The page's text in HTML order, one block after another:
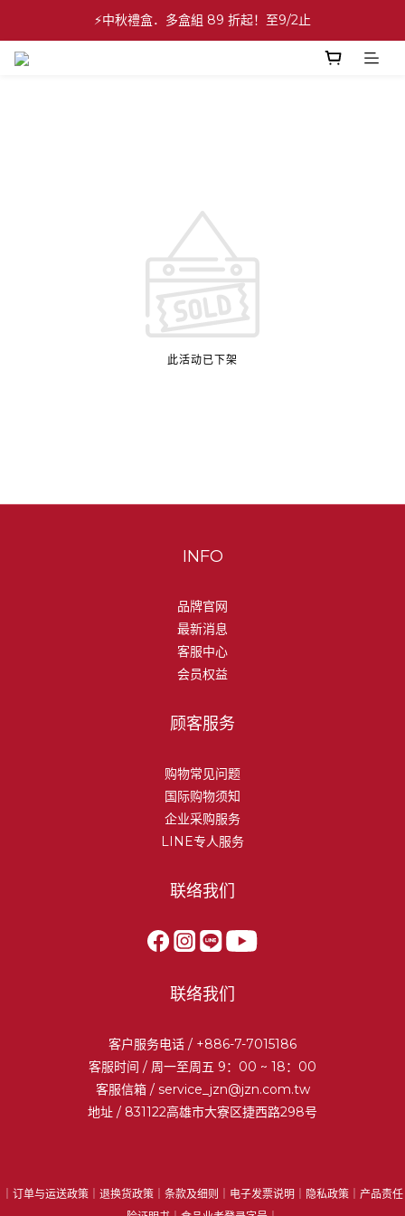
✨中秋禮盒✨滿額最高 86 折起！至9/2止
⚡中秋禮盒．多盒組 89 折起！至9/2止
💕緣滿成雙💕喜餅買10盒送2盒！加碼至8/31止
此活动已下架
INFO
品牌官网
最新消息
客服中心
会员权益
顾客服务
购物常见问题
国际购物须知
企业采购服务
LINE专人服务
联络我们
联络我们
客户服务电话 / +886-7-7015186
客服时间 / 周一至周五 9：00 ~ 18：00
客服信箱 / service_jzn@jzn.com.tw
地址 / 831122高雄市大寮区捷西路298号
订单与运送政策 退换货政策 条款及细则 电子发票说明 隐私政策
产品责任